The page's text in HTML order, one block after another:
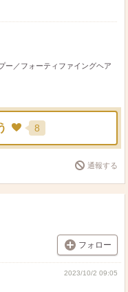
ー／フォーティファイングヘア
8
通報する
フォロー
2023/10/2 09:05